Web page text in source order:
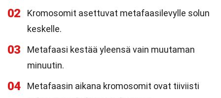
02
Kromosomit asettuvat metafaasilevylle solun
keskelle.
03
Metafaasi kestää yleensä vain muutaman
minuutin.
04
Metafaasin aikana kromosomit ovat tiiviisti